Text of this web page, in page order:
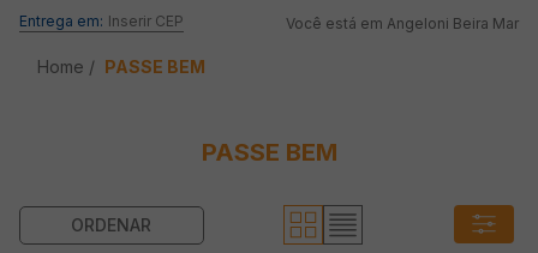
Você está em Angeloni Beira Mar
Entrega em: Inserir CEP
PASSE BEM
PASSE BEM